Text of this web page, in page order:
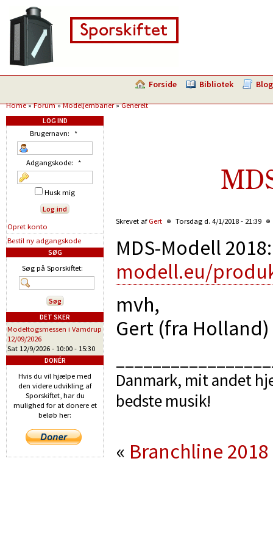
Forside Bibliotek Blog
Home»Forum»Modeljernbaner»Generelt
Skrevet af Gert Torsdag d. 4/1/2018 - 21:39
MDS-Modell
modell.eu/
mvh,
Gert (fra Holland)
Danmark, mit andet
bedste musik!
« Branchline 2018
LOG IND
Brugernavn: *
Adgangskode: *
Husk mig
Opret konto
Bestil ny adgangskode
SØG
Søg på Sporskiftet:
DET SKER
Modeltogsmessen i Vamdrup
12/09/2026
Sat 12/9/2026 - 10:00 - 15:30
DONÉR
Hvis du vil hjælpe med
den videre udvikling af
Sporskiftet, har du
mulighed for at donere et
beløb her: